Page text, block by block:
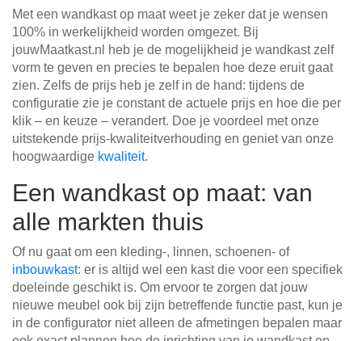
Met een wandkast op maat weet je zeker dat je wensen
100% in werkelijkheid worden omgezet. Bij
jouwMaatkast.nl heb je de mogelijkheid je wandkast zelf
vorm te geven en precies te bepalen hoe deze eruit gaat
zien. Zelfs de prijs heb je zelf in de hand: tijdens de
configuratie zie je constant de actuele prijs en hoe die per
klik – en keuze – verandert. Doe je voordeel met onze
uitstekende prijs-kwaliteitverhouding en geniet van onze
hoogwaardige kwaliteit.
Een wandkast op maat: van
alle markten thuis
Of nu gaat om een kleding-, linnen, schoenen- of
inbouwkast: er is altijd wel een kast die voor een specifiek
doeleinde geschikt is. Om ervoor te zorgen dat jouw
nieuwe meubel ook bij zijn betreffende functie past, kun je
in de configurator niet alleen de afmetingen bepalen maar